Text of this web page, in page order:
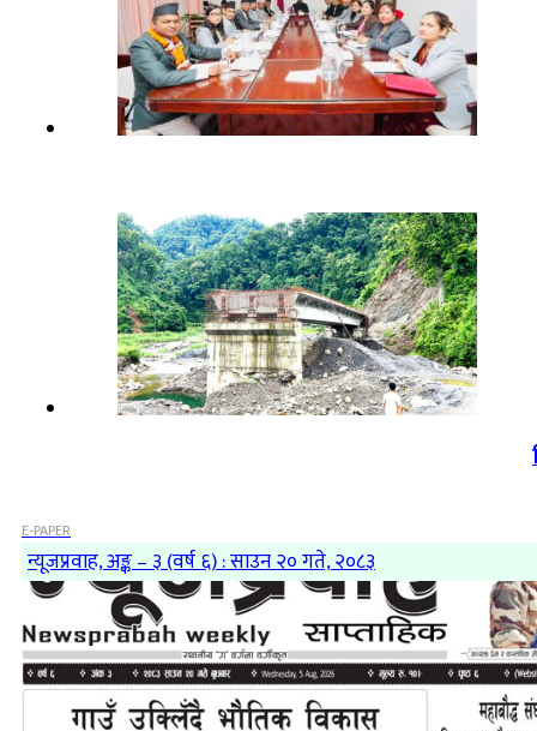
E-PAPER
न्यूजप्रवाह, अङ्क – ३ (वर्ष ६) : साउन २० गते, २०८३